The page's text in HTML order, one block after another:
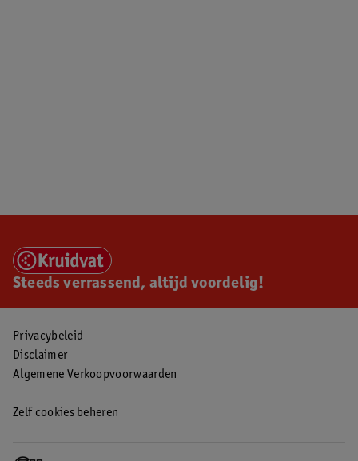
Steeds verrassend, altijd voordelig!
Privacybeleid
Disclaimer
Algemene Verkoopvoorwaarden
Zelf cookies beheren